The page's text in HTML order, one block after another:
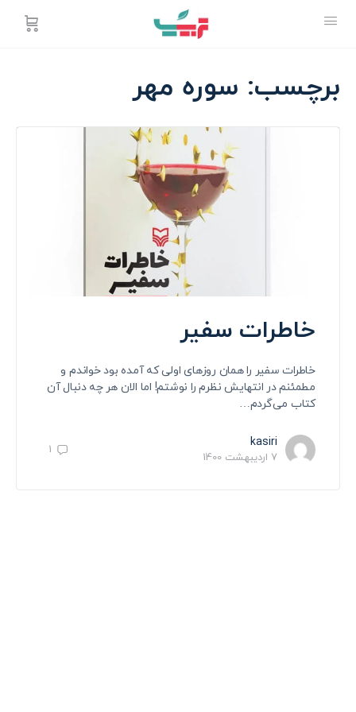
برچسب: سوره مهر
خاطرات سفیر
خاطرات سفیر را همان روزهای اولی که آمده بود خواندم و
مطمئنم در انتهایش نظرم را نوشتم! اما الان هر چه دنبال آن
کتاب می‌گردم…
kasiri
7 اردیبهشت 1400
1